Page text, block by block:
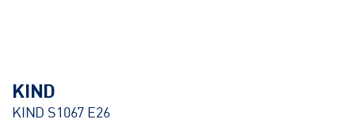
KIND
KIND S1067 E26